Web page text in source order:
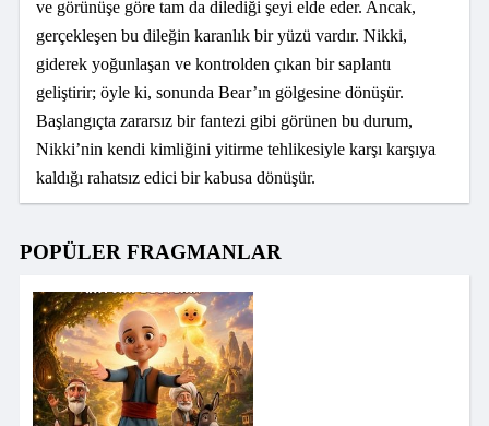
ve görünüşe göre tam da dilediği şeyi elde eder. Ancak,
gerçekleşen bu dileğin karanlık bir yüzü vardır. Nikki,
giderek yoğunlaşan ve kontrolden çıkan bir saplantı
geliştirir; öyle ki, sonunda Bear’ın gölgesine dönüşür.
Başlangıçta zararsız bir fantezi gibi görünen bu durum,
Nikki’nin kendi kimliğini yitirme tehlikesiyle karşı karşıya
kaldığı rahatsız edici bir kabusa dönüşür.
POPÜLER FRAGMANLAR